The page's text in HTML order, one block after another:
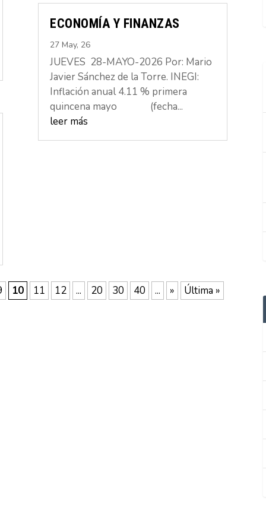
ECONOMÍA Y FINANZAS
27 May, 26
JUEVES 28-MAYO-2026 Por: Mario
Javier Sánchez de la Torre. INEGI:
Inflación anual 4.11 % primera
quincena mayo (fecha...
leer más
10 11 12 ... 20 30 40 ... » Última »